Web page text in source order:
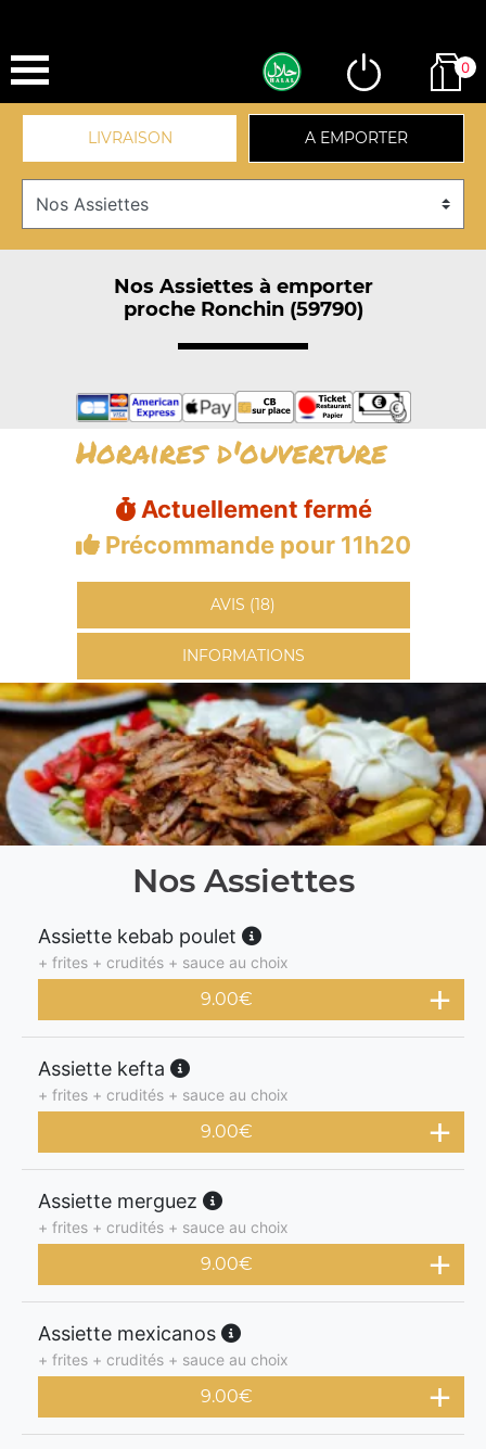
0
LIVRAISON A EMPORTER
Nos Assiettes à emporter
proche Ronchin (59790)
Horaires d'ouverture
Actuellement fermé
Précommande pour 11h20
AVIS (18)
INFORMATIONS
Nos Assiettes
Assiette kebab poulet
+ frites + crudités + sauce au choix
9.00€
Assiette kefta
+ frites + crudités + sauce au choix
9.00€
Assiette merguez
+ frites + crudités + sauce au choix
9.00€
Assiette mexicanos
+ frites + crudités + sauce au choix
9.00€